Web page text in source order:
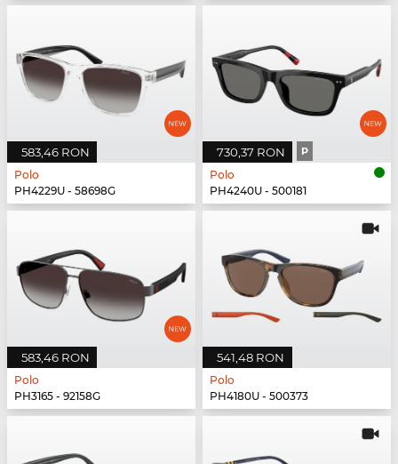
583,46 RON
Polo
PH4229U - 58698G
730,37 RON P
Polo
PH4240U - 500181
583,46 RON
Polo
PH3165 - 92158G
541,48 RON
Polo
PH4180U - 500373